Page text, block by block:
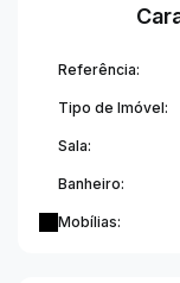
Referência:
Tipo de Imóvel:
Sala:
Banheiro:
Mobílias: